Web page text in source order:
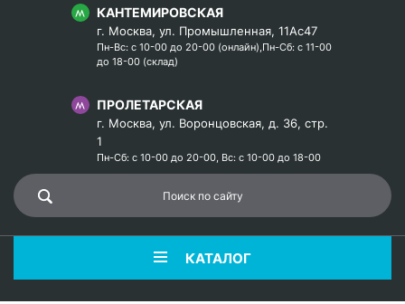
КАНТЕМИРОВСКАЯ
г. Москва, ул. Промышленная, 11Ас47
Пн-Вс: с 10-00 до 20-00 (онлайн),Пн-Сб: с 11-00
до 18-00 (склад)
ПРОЛЕТАРСКАЯ
г. Москва, ул. Воронцовская, д. 36, стр.
1
Пн-Сб: с 10-00 до 20-00, Вс: с 10-00 до 18-00
КАТАЛОГ